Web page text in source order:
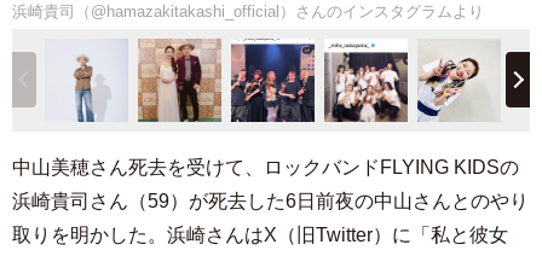
浜崎貴司（@hamazakitakashi_official）さんのインスタグラムより
中山美穂さん死去を受けて、ロックバンドFLYING KIDSの
浜崎貴司さん（59）が死去した6日前夜の中山さんとのやり
取りを明かした。浜崎さんはX（旧Twitter）に「私と彼女